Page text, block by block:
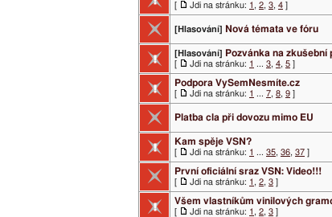
[ Jdi na stránku: 1 , 2, 3, 4 ]
[Hlasování] Nová témata ve fóru
[Hlasování] Pozvánka na
[ Jdi na stránku: 1 ... 3, 4, 5 ]
Podpora VySemNesmíte.cz
[ Jdi na stránku: 1 ... 7, 8, 9 ]
Platba cla při dovozu mimo EU
Kam spěje VSN?
[ Jdi na stránku: 1 ... 35, 36, 37 ]
První oficiální sraz VSN: Video!!!
[ Jdi na stránku: 1 , 2, 3 ]
Všem vlastníkům vinilových
[ Jdi na stránku: 1 , 2, 3 ]